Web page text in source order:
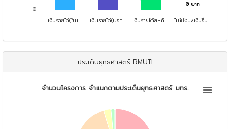
0 บาท
0 บาท
เงินรายได้(ในแ… เงินรายได้(นอก… เงินรายได้สหกิ… ไม่ใช้งบ/เงินอื่น…
0
ประเด็นยุทธศาสตร์ RMUTI
จำนวนโครงการ จำแนกตามประเด็นยุทธศาสตร์ มทร.
View as data table, จำนวนโครงการ จำแนกตามประเด็นยุทธศาสตร์ มทร.
จำนวนโครงการ จำแนกตามประเด็นยุทธศาสตร์ มทร.